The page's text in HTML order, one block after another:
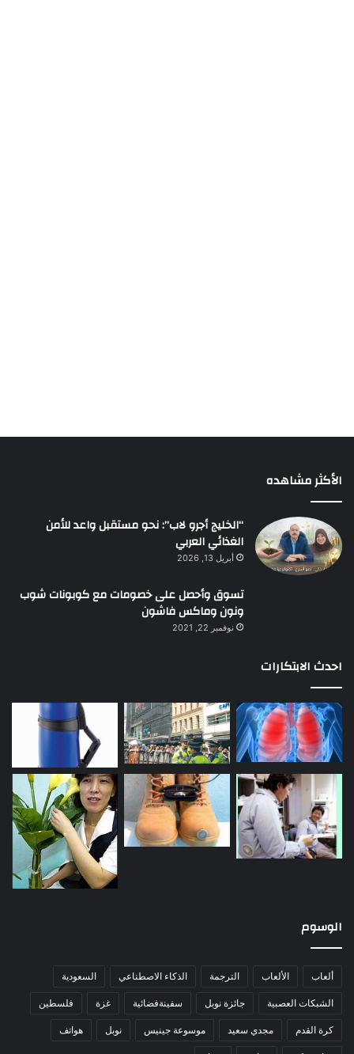
الأكثر مشاهده
“الخليج أجرو لاب”: نحو مستقبل واعد للأمن
الغذائي العربي
أبريل 13, 2026
تسوق وأحصل على خصومات مع كوبونات شوب
ونون وماكس فاشون
نوفمبر 22, 2021
احدث الابتكارات
الوسوم
ألعاب الألعاب الترجمة الذكاء الاصطناعي السعودية
الشبكات العصبية جائزة نوبل سفينةفضائية غزة فلسطين
كرة القدم مجدي سعيد موسوعة جينيس نوبل هواتف